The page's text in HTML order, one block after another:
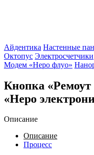
Айдентика Настенные
Октопус Электросчетчики
Модем «Неро флуо»
Кнопка
«Неро
Описание
Описание
Процесс